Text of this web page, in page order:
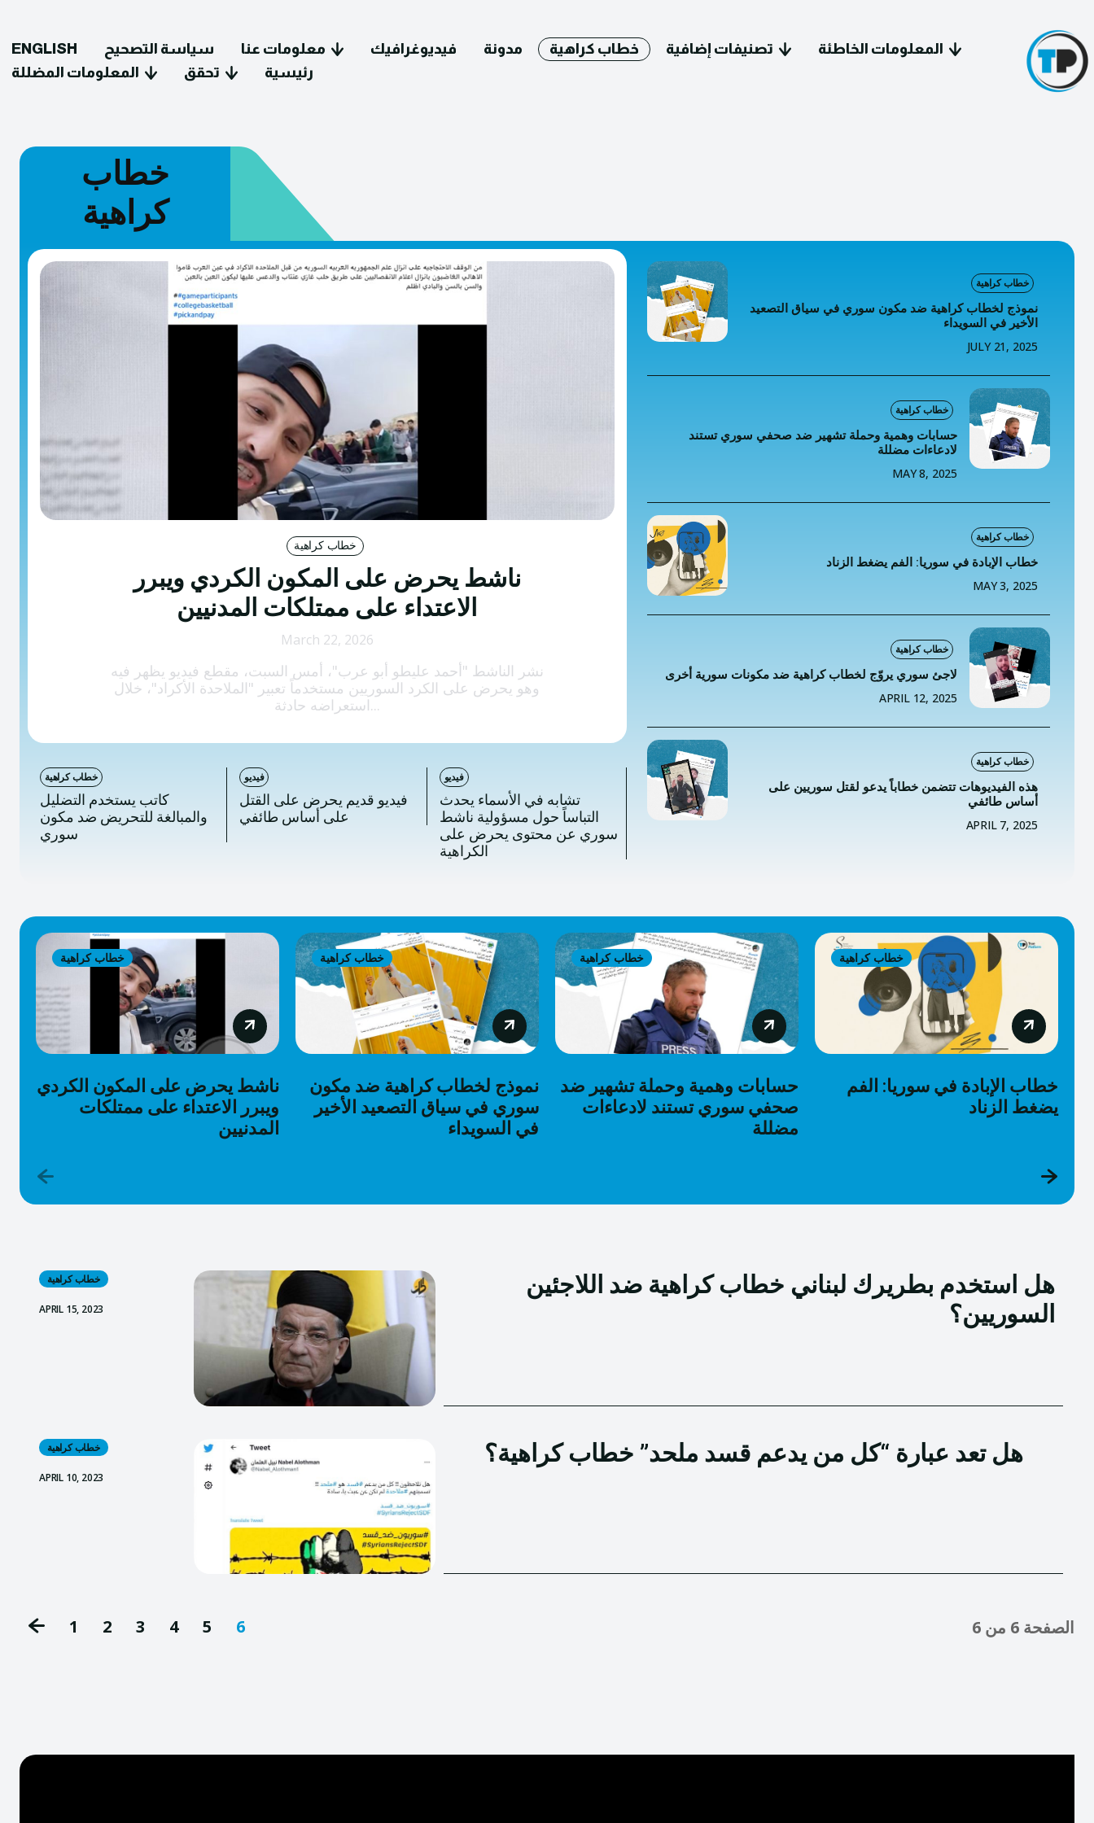
معلومات عنا
فيديوغرافيك
مدونة
المعلومات الخاطئة
تحقق
رئيسية
ENGLISH سياسة التصحيح معلومات عنا فيديوغرافيك مدونة خطاب كراهية تصنيفات إضافية
المعلومات الخاطئة
المعلومات المضللة
تحقق رئيسية
خطاب
كراهية
خطاب كراهية
ناشط يحرض على المكون الكردي ويبرر
الاعتداء على ممتلكات المدنيين
March 22, 2026
نشر الناشط "أحمد عليطو أبو عرب"، أمس السبت، مقطع فيديو يظهر فيه
وهو يحرض على الكرد السوريين مستخدماً تعبير "الملاحدة الأكراد"، خلال
استعراضه حادثة...
خطاب كراهية
كاتب يستخدم التضليل
والمبالغة للتحريض ضد مكون
سوري
فيديو
فيديو قديم يحرض على القتل
على أساس طائفي
فيديو
تشابه في الأسماء يحدث
التباساً حول مسؤولية ناشط
سوري عن محتوى يحرض على
الكراهية
خطاب كراهية
نموذج لخطاب كراهية ضد مكون سوري في سياق التصعيد
الأخير في السويداء
JULY 21, 2025
خطاب كراهية
حسابات وهمية وحملة تشهير ضد صحفي سوري تستند
لادعاءات مضللة
MAY 8, 2025
خطاب كراهية
خطاب الإبادة في سوريا: الفم يضغط الزناد
MAY 3, 2025
خطاب كراهية
لاجئ سوري يروّج لخطاب كراهية ضد مكونات سورية أخرى
APRIL 12, 2025
خطاب كراهية
هذه الفيديوهات تتضمن خطاباً يدعو لقتل سوريين على
أساس طائفي
APRIL 7, 2025
خطاب كراهية
ناشط يحرض على المكون الكردي
ويبرر الاعتداء على ممتلكات
المدنيين
خطاب كراهية
نموذج لخطاب كراهية ضد مكون
سوري في سياق التصعيد الأخير
في السويداء
خطاب كراهية
حسابات وهمية وحملة تشهير ضد
صحفي سوري تستند لادعاءات
مضللة
خطاب كراهية
خطاب الإبادة في سوريا: الفم
يضغط الزناد
خطاب كراهية
APRIL 15, 2023
هل استخدم بطريرك لبناني خطاب كراهية ضد اللاجئين
السوريين؟
خطاب كراهية
APRIL 10, 2023
هل تعد عبارة “كل من يدعم قسد ملحد” خطاب كراهية؟
1 2 3 4 5 6 الصفحة 6 من 6